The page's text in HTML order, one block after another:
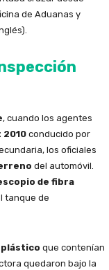
de Aduanas y
, cuando los agentes
2010 conducido por
los oficiales
del automóvil.
de fibra
tanque de
que contenían
quedaron bajo la